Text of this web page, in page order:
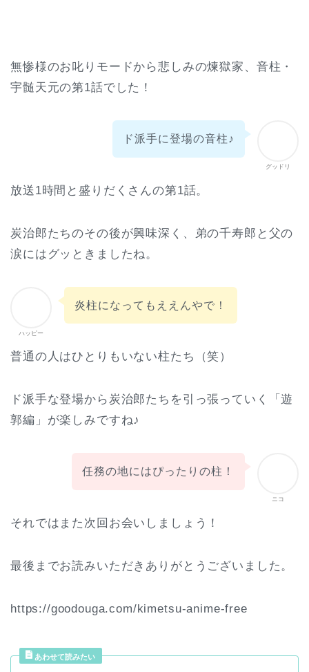
無惨様のお叱りモードから悲しみの煉獄家、音柱・
宇髄天元の第1話でした！
グッドリ
ド派手に登場の音柱♪
放送1時間と盛りだくさんの第1話。
炭治郎たちのその後が興味深く、弟の千寿郎と父の
涙にはグッときましたね。
ハッピー
炎柱になってもええんやで！
普通の人はひとりもいない柱たち（笑）
ド派手な登場から炭治郎たちを引っ張っていく「遊
郭編」が楽しみですね♪
ニコ
任務の地にはぴったりの柱！
それではまた次回お会いしましょう！
最後までお読みいただきありがとうございました。
https://goodouga.com/kimetsu-anime-free